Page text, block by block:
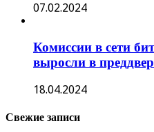
07.02.2024
Комиссии в сети
выросли в
18.04.2024
Свежие записи